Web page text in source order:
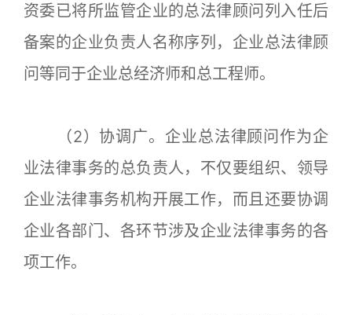
资委已将所监管企业的总法律顾问列入任后
备案的企业负责人名称序列，企业总法律顾
问等同于企业总经济师和总工程师。
（2）协调广。企业总法律顾问作为企
业法律事务的总负责人，不仅要组织、领导
企业法律事务机构开展工作，而且还要协调
企业各部门、各环节涉及企业法律事务的各
项工作。